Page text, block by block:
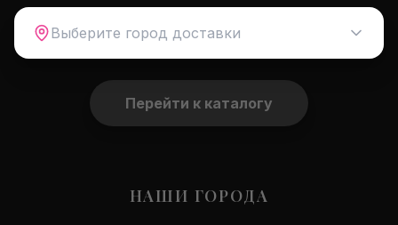
Выберите город доставки
Перейти к каталогу
НАШИ ГОРОДА